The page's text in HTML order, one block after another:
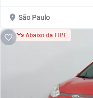
São Paulo
Abaixo da FIPE